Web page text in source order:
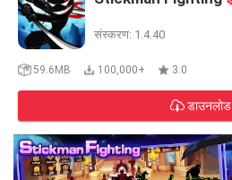
संस्करण: 1.4.40
59.6MB 100,000+ 3.0
डाउनलोड